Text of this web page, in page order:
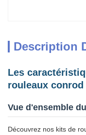
Description
Les
rouleaux conrod
Vue d'ensemble
Découvrez nos kits de